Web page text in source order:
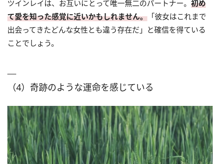
ツインレイは、お互いにとって唯一無二のパートナー。 初め
て愛を知った感覚に近いかもしれません。 「彼女はこれまで
出会ってきたどんな女性とも違う存在だ」と確信を得ている
ことでしょう。
（4）奇跡のような運命を感じている